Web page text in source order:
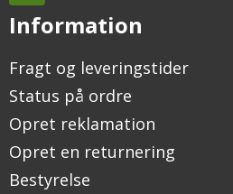
Information
Fragt og leveringstider
Status på ordre
Opret reklamation
Opret en returnering
Bestyrelse